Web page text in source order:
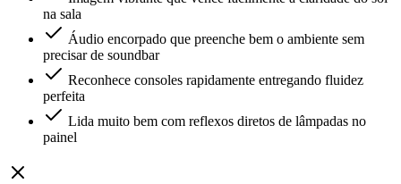
na sala
Áudio encorpado que preenche bem o ambiente sem
precisar de soundbar
Reconhece consoles rapidamente entregando fluidez
perfeita
Lida muito bem com reflexos diretos de lâmpadas no
painel